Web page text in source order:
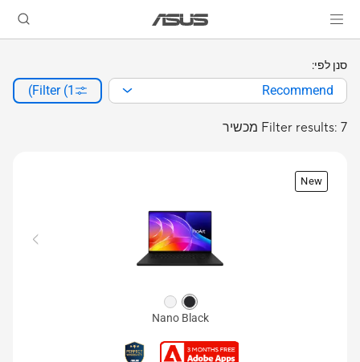
Filter results: 7 מכשיר
סנן לפי:
Recommend
Filter (1)
New
Nano Black